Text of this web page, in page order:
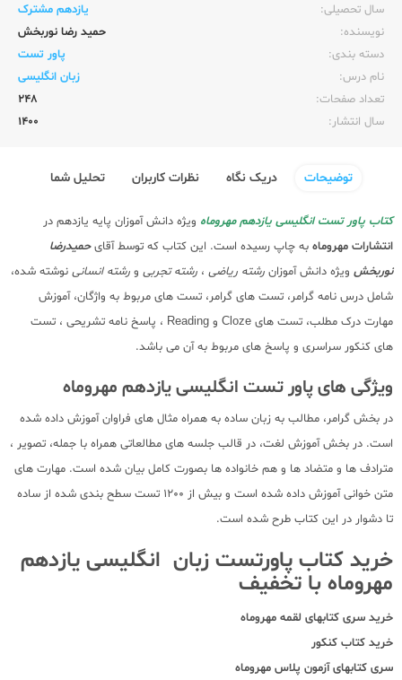
سال تحصیلی:‌
یازدهم مشترک
نویسنده:‌
حمید رضا نوربخش
دسته بندی:
پاور تست
نام درس:
زبان انگلیسی
تعداد صفحات:‌
248
سال انتشار:‌
1400
توضیحات دریک نگاه نظرات کاربران تحلیل شما
کتاب پاور تست انگلیسی یازدهم مهروماه ویژه دانش آموزان پایه یازدهم در
انتشارات مهروماه به چاپ رسیده است. این کتاب که توسط آقایحمیدرضا
نوربخش ویژه دانش آموزان رشته ریاضی ، رشته تجربی و رشته انسانی نوشته شده،
شامل درس نامه گرامر، تست های گرامر، تست های مربوط به واژگان، آموزش
مهارت درک مطلب، تست های Cloze و Reading ، پاسخ نامه تشریحی ، تست
های کنکور سراسری و پاسخ های مربوط به آن می باشد.
ویژگی های پاور تست انگلیسی یازدهم مهروماه
در بخش گرامر، مطالب به زبان ساده به همراه مثال های فراوان آموزش داده شده
است. در بخش آموزش لغت، در قالب جلسه های مطالعاتی همراه با جمله، تصویر ،
مترادف ها و متضاد ها و هم خانواده ها بصورت کامل بیان شده است. مهارت های
متن خوانی آموزش داده شده است و بیش از 1200 تست سطح بندی شده از ساده
تا دشوار در این کتاب طرح شده است.
خرید کتاب پاورتست زبان انگلیسی یازدهم
مهروماه با تخفیف
خرید سری کتابهای لقمه مهروماه
خرید کتاب کنکور
سری کتابهای آزمون پلاس مهروماه